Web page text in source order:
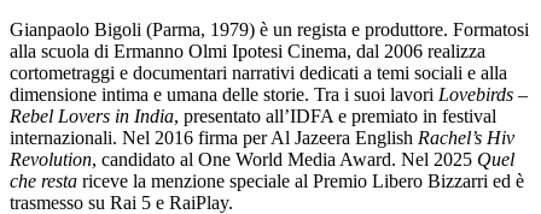
Gianpaolo Bigoli (Parma, 1979) è un regista e produttore. Formatosi
alla scuola di Ermanno Olmi Ipotesi Cinema, dal 2006 realizza
cortometraggi e documentari narrativi dedicati a temi sociali e alla
dimensione intima e umana delle storie. Tra i suoi lavori Lovebirds –
Rebel Lovers in India, presentato all’IDFA e premiato in festival
internazionali. Nel 2016 firma per Al Jazeera English Rachel’s Hiv
Revolution, candidato al One World Media Award. Nel 2025 Quel
che resta riceve la menzione speciale al Premio Libero Bizzarri ed è
trasmesso su Rai 5 e RaiPlay.